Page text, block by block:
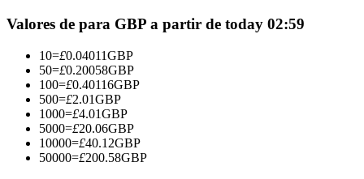
Torne-se um Trader de Cópias
Desfrute da partilha de lucros e comissões de copy trading
Valores de para GBP a partir de today 02:59
10=£0.04011GBP
50=£0.20058GBP
100=£0.40116GBP
500=£2.01GBP
1000=£4.01GBP
5000=£20.06GBP
10000=£40.12GBP
50000=£200.58GBP